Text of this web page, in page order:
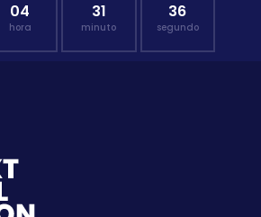
04
hora
31
minuto
36
segundo